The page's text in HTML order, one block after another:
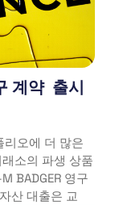
계약 출시
리오에 더 많은
소의 파생 상품
BADGER 영구
산 대출은 교